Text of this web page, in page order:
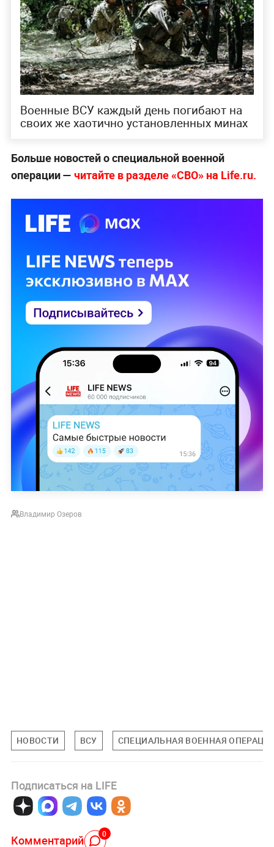
Военные ВСУ каждый день погибают на
своих же хаотично установленных минах
Больше новостей о специальной военной
операции — читайте в разделе «СВО» на Life.ru.
Владимир Озеров
НОВОСТИ ВСУ СПЕЦИАЛЬНАЯ ВОЕННАЯ
Подписаться на LIFE
Комментарий 0